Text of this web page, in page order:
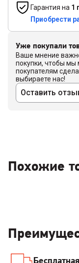
Гарантия на 1
Приобрести
Уже покупали
Ваше мнение
покупки, чтобы мы
покупателям
выбираете нас!
Оставить
Похожие